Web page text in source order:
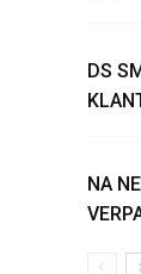
DS
NA